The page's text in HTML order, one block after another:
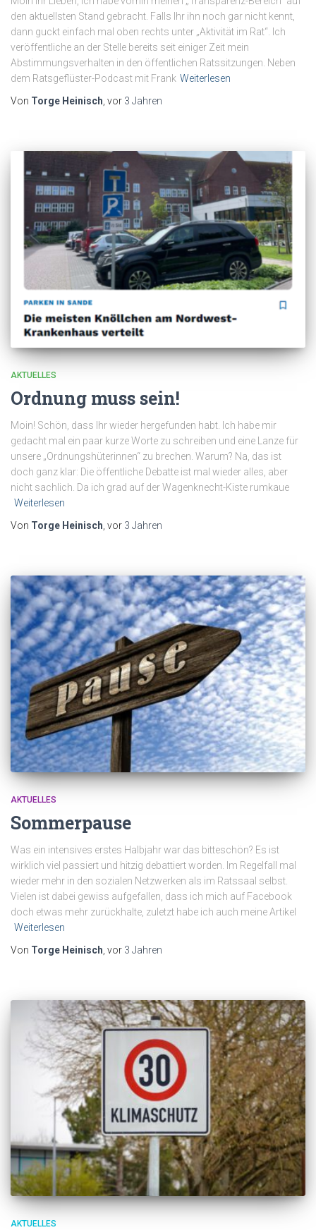
den aktuellsten Stand gebracht. Falls Ihr ihn noch gar nicht kennt,
dann guckt einfach mal oben rechts unter „Aktivität im Rat“. Ich
veröffentliche an der Stelle bereits seit einiger Zeit mein
Abstimmungsverhalten in den öffentlichen Ratssitzungen. Neben
dem Ratsgeflüster-Podcast mit Frank Weiterlesen
Von Torge Heinisch, vor 3 Jahren
AKTUELLES
Ordnung muss sein!
Moin! Schön, dass Ihr wieder hergefunden habt. Ich habe mir
gedacht mal ein paar kurze Worte zu schreiben und eine Lanze für
unsere „Ordnungshüterinnen“ zu brechen. Warum? Na, das ist
doch ganz klar: Die öffentliche Debatte ist mal wieder alles, aber
nicht sachlich. Da ich grad auf der Wagenknecht-Kiste rumkaue
Weiterlesen
Von Torge Heinisch , vor 3 Jahren
AKTUELLES
Sommerpause
Was ein intensives erstes Halbjahr war das bitteschön? Es ist
wirklich viel passiert und hitzig debattiert worden. Im Regelfall mal
wieder mehr in den sozialen Netzwerken als im Ratssaal selbst.
Vielen ist dabei gewiss aufgefallen, dass ich mich auf Facebook
doch etwas mehr zurückhalte, zuletzt habe ich auch meine Artikel
Weiterlesen
Von Torge Heinisch , vor 3 Jahren
AKTUELLES